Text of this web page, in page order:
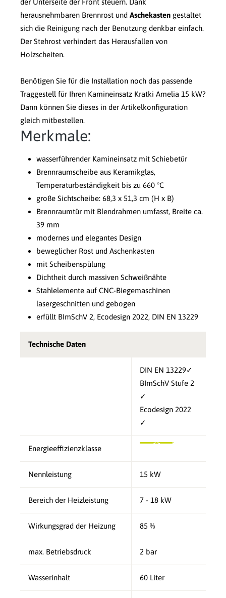
der Unterseite der Front steuern. Dank
herausnehmbaren Brennrost und Aschekasten gestaltet
sich die Reinigung nach der Benutzung denkbar einfach.
Der Stehrost verhindert das Herausfallen von
Holzscheiten.
Benötigen Sie für die Installation noch das passende
Traggestell für Ihren Kamineinsatz Kratki Amelia 15 kW?
Dann können Sie dieses in der Artikelkonfiguration
gleich mitbestellen.
Merkmale:
wasserführender Kamineinsatz mit Schiebetür
Brennraumscheibe aus Keramikglas,
Temperaturbeständigkeit bis zu 660 °C
große Sichtscheibe: 68,3 x 51,3 cm (H x B)
Brennraumtür mit Blendrahmen umfasst, Breite ca.
39 mm
modernes und elegantes Design
beweglicher Rost und Aschenkasten
mit Scheibenspülung
Dichtheit durch massiven Schweißnähte
Stahlelemente auf CNC-Biegemaschinen
lasergeschnitten und gebogen
erfüllt BImSchV 2, Ecodesign 2022, DIN EN 13229
Technische Daten
DIN EN 13229✓
BImSchV Stufe 2
✓
Ecodesign 2022
✓
Energieeffizienzklasse
Nennleistung 15 kW
Bereich der Heizleistung 7 - 18 kW
Wirkungsgrad der Heizung 85 %
max. Betriebsdruck 2 bar
Wasserinhalt 60 Liter